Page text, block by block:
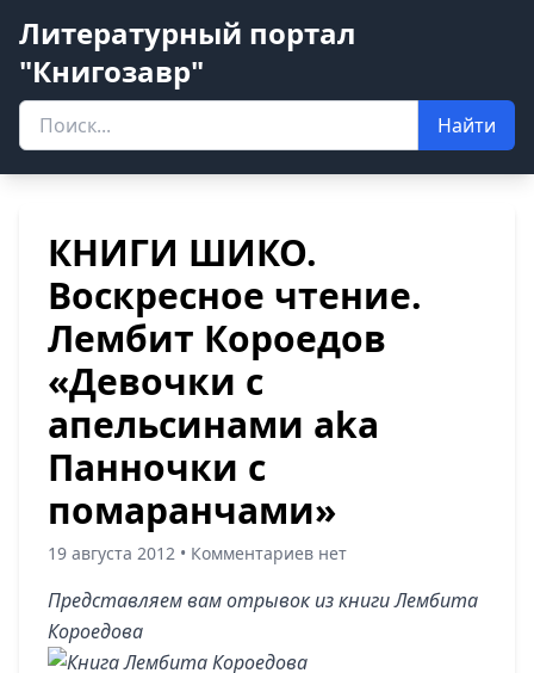
Литературный портал
"Книгозавр"
Найти
КНИГИ ШИКО.
Воскресное чтение.
Лембит Короедов
«Девочки с
апельсинами aka
Панночки с
помаранчами»
19 августа 2012 • Комментариев нет
Представляем вам отрывок из книги Лембита
Короедова